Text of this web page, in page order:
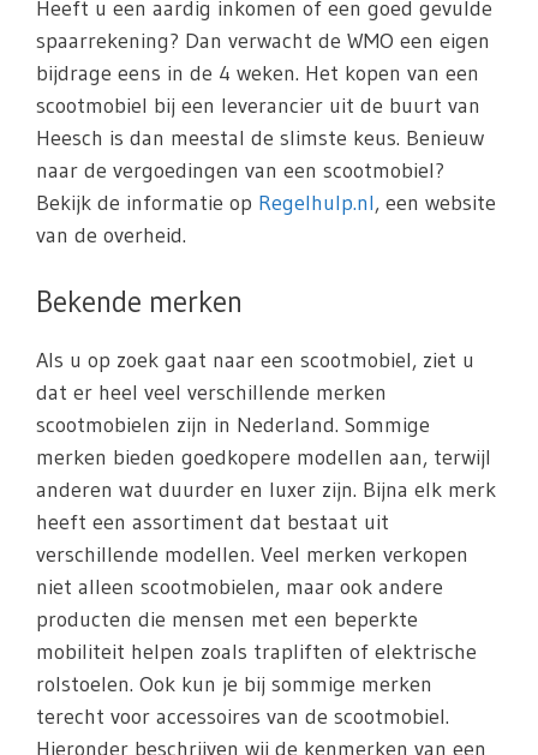
Heeft u een aardig inkomen of een goed gevulde
spaarrekening? Dan verwacht de WMO een eigen
bijdrage eens in de 4 weken. Het kopen van een
scootmobiel bij een leverancier uit de buurt van
Heesch is dan meestal de slimste keus. Benieuw
naar de vergoedingen van een scootmobiel?
Bekijk de informatie op Regelhulp.nl, een website
van de overheid.
Bekende merken
Als u op zoek gaat naar een scootmobiel, ziet u
dat er heel veel verschillende merken
scootmobielen zijn in Nederland. Sommige
merken bieden goedkopere modellen aan, terwijl
anderen wat duurder en luxer zijn. Bijna elk merk
heeft een assortiment dat bestaat uit
verschillende modellen. Veel merken verkopen
niet alleen scootmobielen, maar ook andere
producten die mensen met een beperkte
mobiliteit helpen zoals trapliften of elektrische
rolstoelen. Ook kun je bij sommige merken
terecht voor accessoires van de scootmobiel.
Hieronder beschrijven wij de kenmerken van een